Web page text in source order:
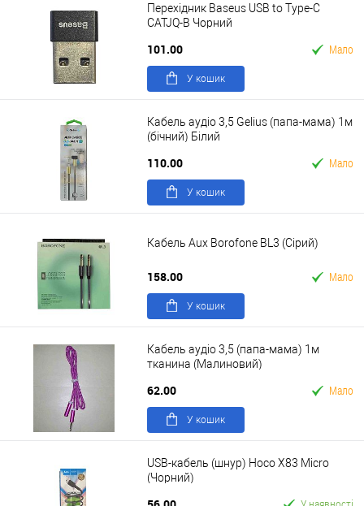
Перехідник Baseus USB to Type-C
CATJQ-B Чорний
101.00 Мало
У кошик
Кабель аудіо 3,5 Gelius (папа-мама) 1м
(бічний) Білий
110.00 Мало
У кошик
Кабель Aux Borofone BL3 (Сірий)
158.00 Мало
У кошик
Кабель аудіо 3,5 (папа-мама) 1м
тканина (Малиновий)
62.00 Мало
У кошик
USB-кабель (шнур) Hoco X83 Micro
(Чорний)